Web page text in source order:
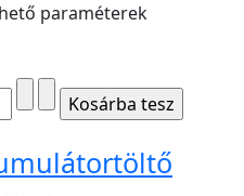
paraméterek